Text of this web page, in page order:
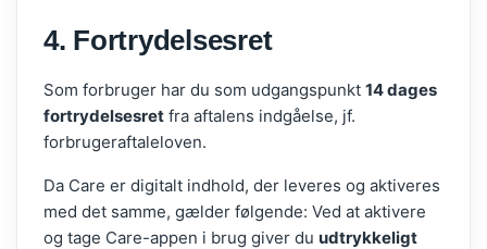
4. Fortrydelsesret
Som forbruger har du som udgangspunkt 14 dages
fortrydelsesret fra aftalens indgåelse, jf.
forbrugeraftaleloven.
Da Care er digitalt indhold, der leveres og aktiveres
med det samme, gælder følgende: Ved at aktivere
og tage Care-appen i brug giver du udtrykkeligt